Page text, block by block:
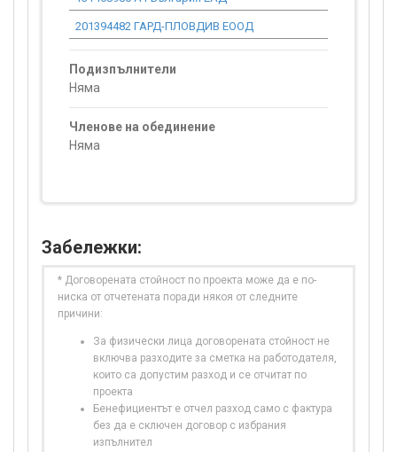
201394482 ГАРД-ПЛОВДИВ ЕООД
Подизпълнители
Няма
Членове на обединение
Няма
Забележки:
* Договорената стойност по проекта може да е по-
ниска от отчетената поради някоя от следните
причини:
За физически лица договорената стойност не
включва разходите за сметка на работодателя,
които са допустим разход и се отчитат по
проекта
Бенефициентът е отчел разход само с фактура
без да е сключен договор с избрания
изпълнител